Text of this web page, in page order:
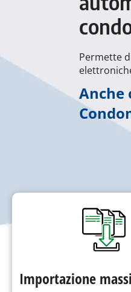
Permette
Anche
Importazione